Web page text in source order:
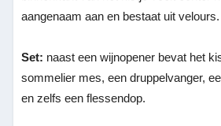
aangenaam aan en bestaat uit velours.
Set: naast een wijnopener bevat het
sommelier mes, een druppelvanger,
en zelfs een flessendop.